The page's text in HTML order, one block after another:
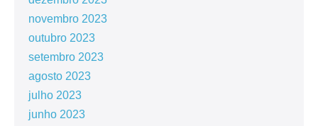
novembro 2023
outubro 2023
setembro 2023
agosto 2023
julho 2023
junho 2023